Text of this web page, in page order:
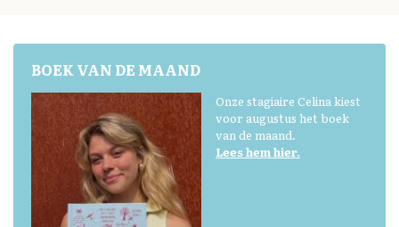
BOEK VAN DE MAAND
Onze stagiaire Celina kiest
voor augustus het boek
van de maand.
Lees hem hier.